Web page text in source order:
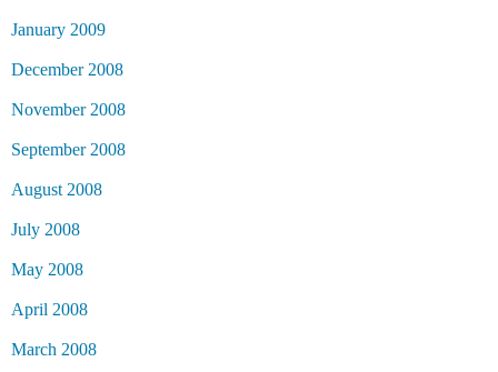
January 2009
December 2008
November 2008
September 2008
August 2008
July 2008
May 2008
April 2008
March 2008